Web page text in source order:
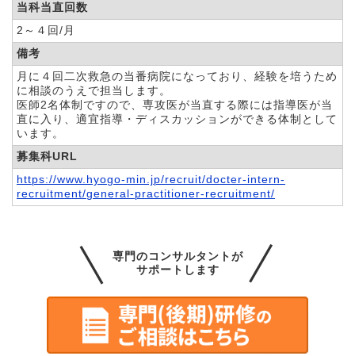
当科当直回数
2～４回/月
備考
月に４回二次救急の当番病院になっており、経験を培うため
に相談のうえで担当します。
医師2名体制ですので、専攻医が当直する際には指導医が当
直に入り、適宜指導・ディスカッションができる体制として
います。
募集科URL
https://www.hyogo-min.jp/recruit/docter-intern-
recruitment/general-practitioner-recruitment/
専門のコンサルタントが
サポートします